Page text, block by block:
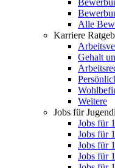
Alle
Karriere
Gehalt
Weitere
Jobs für
Jobs für
Jobs für
Jobs für
Jobs für